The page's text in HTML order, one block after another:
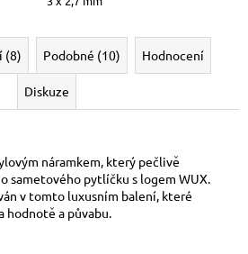
(8) Podobné (10) Hodnocení
Diskuze
náramkem, který pečlivě
sametového pytlíčku s logem WUX.
v tomto luxusním balení, které
hodnotě a půvabu.